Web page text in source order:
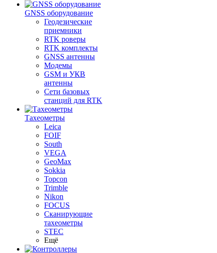
GNSS оборудование
Геодезические
приемники
RTK роверы
RTK комплекты
GNSS антенны
Модемы
GSM и УКВ
антенны
Сети базовых
станций для RTK
Тахеометры
Leica
FOIF
South
VEGA
GeoMax
Sokkia
Topcon
Trimble
Nikon
FOCUS
Сканирующие
тахеометры
STEC
Ещё